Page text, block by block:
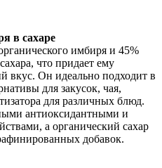
в сахаре
имбиря и 45%
что придает ему
вкус. Он идеально подходит в
для закусок, чая,
для различных блюд.
антиоксидантными и
а органический сахар
добавок.